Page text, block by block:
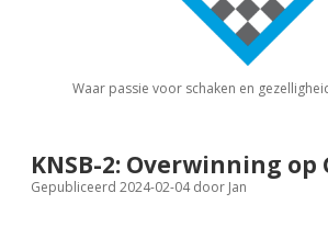
KNSB:
KNSB:
FSB:
Jeugdschaken
Eregalerij
Agenda
Waar passie voor schaken en
KNSB-2: Overwinning op
Gepubliceerd 2024-02-04door Jan